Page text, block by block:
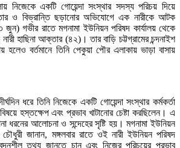
নিজেকে একটি গোয়েন্দা সংস্থার সদস্য পরিচয় দিয়ে
ও বিভ্রান্তি ছড়ানোর অভিযোগে এক নারীকে আটক
গভীর রাতে মগনামা ইউনিয়ন পরিষদ কার্যালয় থেকে
হাছিনা আক্তার (৪২)। তার বাড়ি চট্টগ্রামের চন্দনাইশ
হলেও বর্তমানে তিনি পেকুয়া পৌর এলাকায় ভাড়া বাসায়
ধরে তিনি নিজেকে একটি গোয়েন্দা সংস্থার কর্মকর্তা
হস্তক্ষেপ এবং প্রভাব খাটানোর চেষ্টা করছিলেন। এ
ধরনের আলোচনা ও সন্দেহের সৃষ্টি হয়। মগনামা ইউনিয়ন
জানান, মঙ্গলবার রাতে ওই নারী ইউনিয়ন পরিষদ
তথ্য জানতে চান এবং নিজের পরিচয়ের প্রভাব